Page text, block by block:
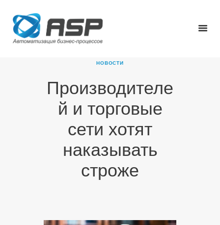
НОВОСТИ
Производителе
й и торговые
сети хотят
наказывать
строже
ГЛАВНАЯ
О КОМПАНИИ
НОВОСТИ
КАРЬЕРА
ПАРТНЕРЫ
КОНТАКТЫ